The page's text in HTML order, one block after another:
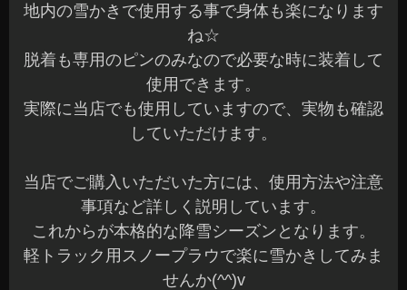
地内の雪かきで使用する事で身体も楽になります
ね☆
脱着も専用のピンのみなので必要な時に装着して
使用できます。
実際に当店でも使用していますので、実物も確認
していただけます。
当店でご購入いただいた方には、使用方法や注意
事項など詳しく説明しています。
これからが本格的な降雪シーズンとなります。
軽トラック用スノープラウで楽に雪かきしてみま
せんか(^^)v